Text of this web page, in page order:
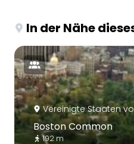
In der Nähe
Vereinigte Staaten
Boston Common
192 m